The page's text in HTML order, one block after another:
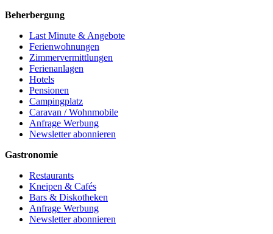
Beherbergung
Last Minute & Angebote
Ferienwohnungen
Zimmervermittlungen
Ferienanlagen
Hotels
Pensionen
Campingplatz
Caravan / Wohnmobile
Anfrage Werbung
Newsletter abonnieren
Gastronomie
Restaurants
Kneipen & Cafés
Bars & Diskotheken
Anfrage Werbung
Newsletter abonnieren